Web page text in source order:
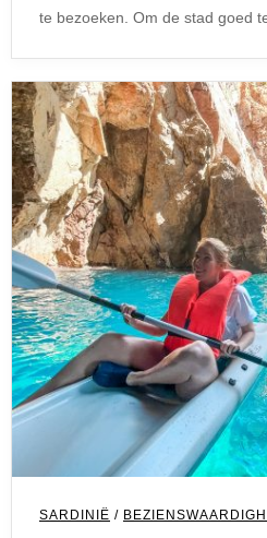
te bezoeken. Om de stad goed
SARDINIË /